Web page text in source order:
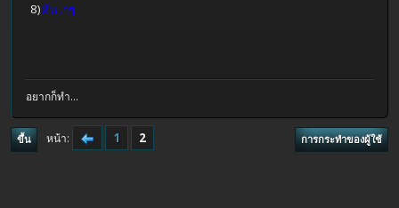
8)ดัน..ๆๆ
อยากก็ทำ...
ขึ้น หน้า 1 2 การกระทำของผู้ใช้